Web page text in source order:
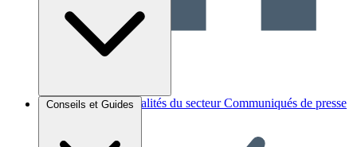
Brèves et actus Actualités du secteur Communiqués de presse
Conseils et Guides